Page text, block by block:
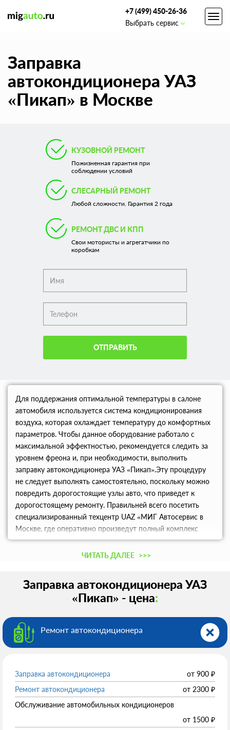
+7 (499) 450-26-36
Выбрать сервис
Заправка
автокондиционера УАЗ
«Пикап» в Москве
КУЗОВНОЙ РЕМОНТ
Пожизненная гарантия при
соблюдении условий
СЛЕСАРНЫЙ РЕМОНТ
Любой сложности. Гарантия 2 года
РЕМОНТ ДВС И КПП
Свои мотористы и агрегатчики по
коробкам
ОТПРАВИТЬ
Для поддержания оптимальной температуры в салоне
автомобиля используется система кондиционирования
воздуха, которая охлаждает температуру до комфортных
параметров. Чтобы данное оборудование работало с
максимальной эффектностью, рекомендуется следить за
уровнем фреона и, при необходимости, выполнить
заправку автокондиционера УАЗ «Пикап».Эту процедуру
не следует выполнять самостоятельно, поскольку можно
повредить дорогостоящие узлы авто, что приведет к
дорогостоящему ремонту. Правильней всего посетить
специализированный техцентр UAZ «МИГ Автосервис в
Москве, где оперативно произведут полный комплекс
работ по техническому обслуживанию вашей машины.
ЧИТАТЬ ДАЛЕЕ >>>
Заправка автокондиционера УАЗ
«Пикап» - цена:
Ремонт автокондиционера
Заправка автокондиционера от 900 ₽
Ремонт автокондиционера
от 2300 ₽
Обслуживание автомобильных кондиционеров
от 1500 ₽